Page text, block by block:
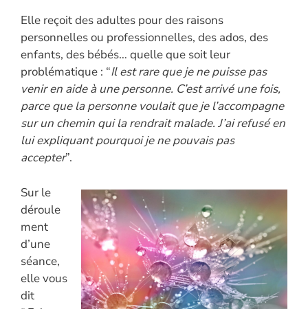
Elle reçoit des adultes pour des raisons
personnelles ou professionnelles, des ados, des
enfants, des bébés… quelle que soit leur
problématique : “Il est rare que je ne puisse pas
venir en aide à une personne. C’est arrivé une fois,
parce que la personne voulait que je l’accompagne
sur un chemin qui la rendrait malade. J’ai refusé en
lui expliquant pourquoi je ne pouvais pas
accepter”.
Sur le
déroule
ment
d’une
séance,
elle vous
dit